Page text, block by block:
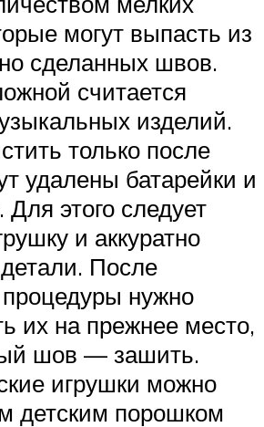
могут выпасть из
сделанных швов.
считается
изделий.
только после
удалены батарейки и
этого следует
и аккуратно
После
нужно
их на прежнее место,
шов — зашить.
игрушки можно
детским порошком